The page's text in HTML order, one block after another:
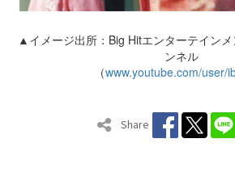
▲イメージ出所：Big Hitエンターテイン
ンネル
（www.youtube.com/user/
Share